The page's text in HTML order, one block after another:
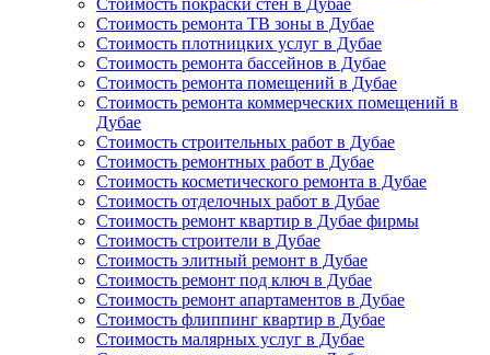
Стоимость покраски стен в Дубае
Стоимость ремонта ТВ зоны в Дубае
Стоимость плотницких услуг в Дубае
Стоимость ремонта бассейнов в Дубае
Стоимость ремонта помещений в Дубае
Стоимость ремонта коммерческих помещений в
Дубае
Стоимость строительных работ в Дубае
Стоимость ремонтных работ в Дубае
Стоимость косметического ремонта в Дубае
Стоимость отделочных работ в Дубае
Стоимость ремонт квартир в Дубае фирмы
Стоимость строители в Дубае
Стоимость элитный ремонт в Дубае
Стоимость ремонт под ключ в Дубае
Стоимость ремонт апартаментов в Дубае
Стоимость флиппинг квартир в Дубае
Стоимость малярных услуг в Дубае